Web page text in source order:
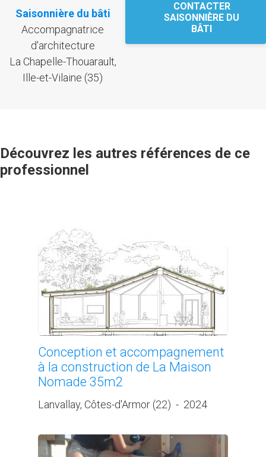
Saisonnière du bâti
Accompagnatrice
d'architecture
La Chapelle-Thouarault,
Ille-et-Vilaine (35)
CONTACTER
SAISONNIÈRE DU
BÂTI
Découvrez les autres références de ce
professionnel
Conception et accompagnement
à la construction de La Maison
Nomade 35m2
Lanvallay, Côtes-d'Armor (22) - 2024